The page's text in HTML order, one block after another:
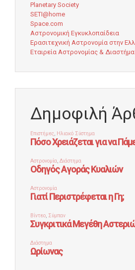
Planetary Society
SETI@home
Space.com
Αστρονομική Εγκυκλοπαίδεια
Ερασιτεχνική Αστρονομία στην
Εταιρεία Αστρονομίας &
Δημοφιλή